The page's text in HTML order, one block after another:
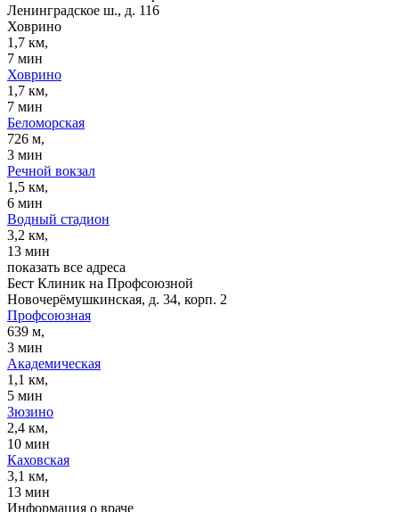
Ленинградское ш., д. 116
Ховрино
1,7 км,
7 мин
Ховрино
1,7 км,
7 мин
Беломорская
726 м,
3 мин
Речной вокзал
1,5 км,
6 мин
Водный стадион
3,2 км,
13 мин
показать все адреса
Бест Клиник на Профсоюзной
Новочерёмушкинская, д. 34, корп. 2
Профсоюзная
639 м,
3 мин
Академическая
1,1 км,
5 мин
Зюзино
2,4 км,
10 мин
Каховская
3,1 км,
13 мин
Информация о враче